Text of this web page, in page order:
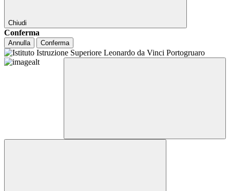
Chiudi
Conferma
Annulla Conferma